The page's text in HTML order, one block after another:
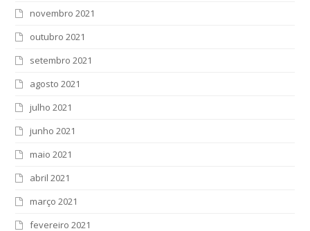
novembro 2021
outubro 2021
setembro 2021
agosto 2021
julho 2021
junho 2021
maio 2021
abril 2021
março 2021
fevereiro 2021